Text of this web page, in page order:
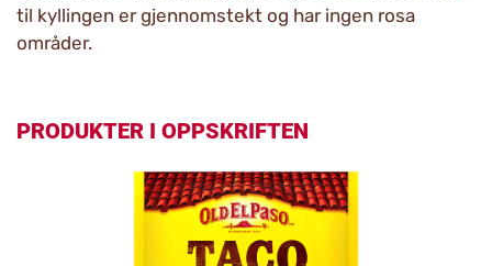
til kyllingen er gjennomstekt og har ingen rosa
områder.
PRODUKTER I OPPSKRIFTEN